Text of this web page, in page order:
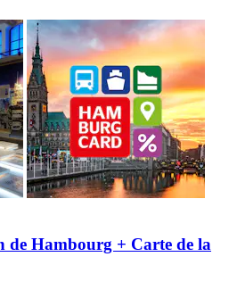
de Hambourg + Carte de la